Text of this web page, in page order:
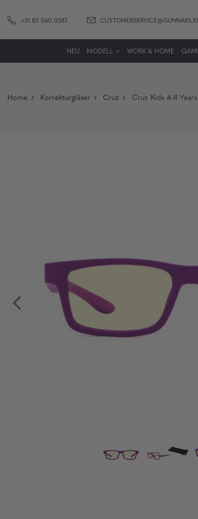
+31 85 060 0587
NEU MODELL WORK & HOME
Home Korrekturgläser Cruz Cruz Kids 4-8